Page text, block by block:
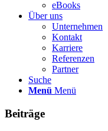
eBooks
Über uns
Unternehmen
Kontakt
Karriere
Referenzen
Partner
Suche
Menü Menü
Beiträge